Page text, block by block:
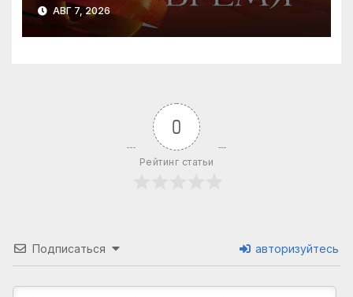
АВГ 7, 2026
0
Рейтинг статьи
Подписаться авторизуйтесь